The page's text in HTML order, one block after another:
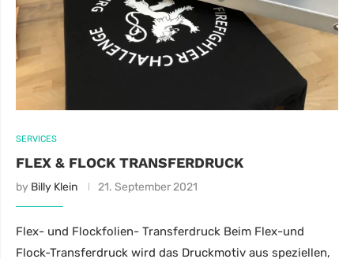
SERVICES
FLEX & FLOCK TRANSFERDRUCK
by Billy Klein 21. September 2021
Flex- und Flockfolien- Transferdruck Beim Flex-und
Flock-Transferdruck wird das Druckmotiv aus speziellen,